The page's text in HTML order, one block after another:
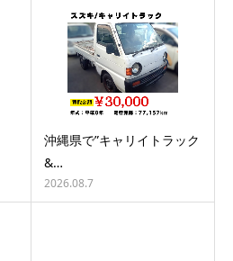
沖縄県で”キャリイトラック
&…
2026.08.7